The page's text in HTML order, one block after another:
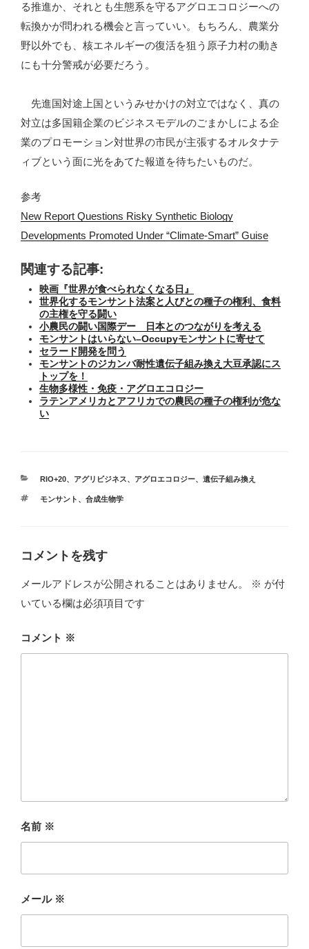
る推進か、それとも生態系を守るアグロエコロジーへの
転換かが問われる機会と言っていい。もちろん、農業分
野以外でも、核エネルギーの復活を狙う原子力村の動き
にも十分警戒が必要だろう。
先進国対途上国というみせかけの対立ではなく、真の
対立は多国籍企業のビジネスモデルのごまかしによる企
業のプロモーション対世界の市民が主張するオルタナテ
ィブという面に光をあてた報道を待ちたいものだ。
参考
New Report Questions Risky Synthetic Biology
Developments Promoted Under “Climate-Smart” Guise
関連する記事:
映画『世界が食べられなくなる日』
世界化するモンサント法案と人びとの種子の権利、食料
の主権を守る闘い
小農民の闘い国際デー 日本とのつながりを考える
モンサントはいらない–Occupyモンサントに寄せて
セラード開発を問う
モンサントのジカンバ耐性遺伝子組み換え大豆承認にス
トップを！
生物多様性・免疫・アグロエコロジー
ラテンアメリカとアフリカでの農民の種子の権利が危な
い
カ
ゴ
RIO+20、 アグリビジネス、 アグロエコロジー、 遺伝子組み換え
タ
モンサント 、 合成生物学
コメントを残す
メールアドレスが公開されることはありません。 ※ が付
いている欄は必須項目です
コメント ※
名前 ※
メール ※